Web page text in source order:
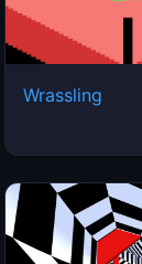
Wrassling